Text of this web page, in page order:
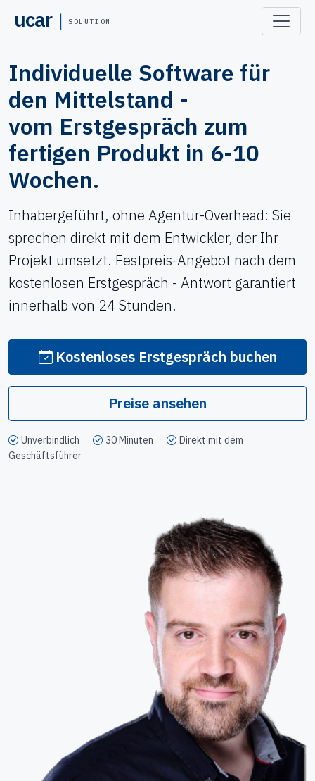
ucar SOLUTIONS
Individuelle Software für
den Mittelstand -
vom Erstgespräch zum
fertigen Produkt in 6-10
Wochen.
Inhabergeführt, ohne Agentur-Overhead: Sie
sprechen direkt mit dem Entwickler, der Ihr
Projekt umsetzt. Festpreis-Angebot nach dem
kostenlosen Erstgespräch - Antwort garantiert
innerhalb von 24 Stunden.
Kostenloses Erstgespräch buchen
Preise ansehen
Unverbindlich 30 Minuten
Direkt mit dem
Geschäftsführer